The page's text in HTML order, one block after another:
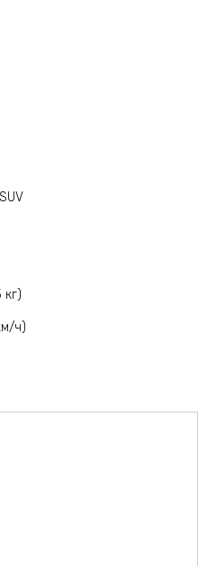
кг)
ч)